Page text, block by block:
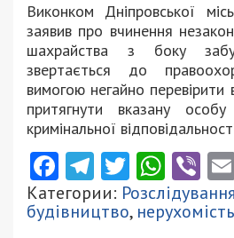
Виконком Дніпровської
заявив про вчинення
шахрайства з боку
звертається до
вимогою негайно перевірити
притягнути вказану
кримінальної
Facebook
Telegram
Twitter
Категории: Розслідування
будівництво, нерухомість